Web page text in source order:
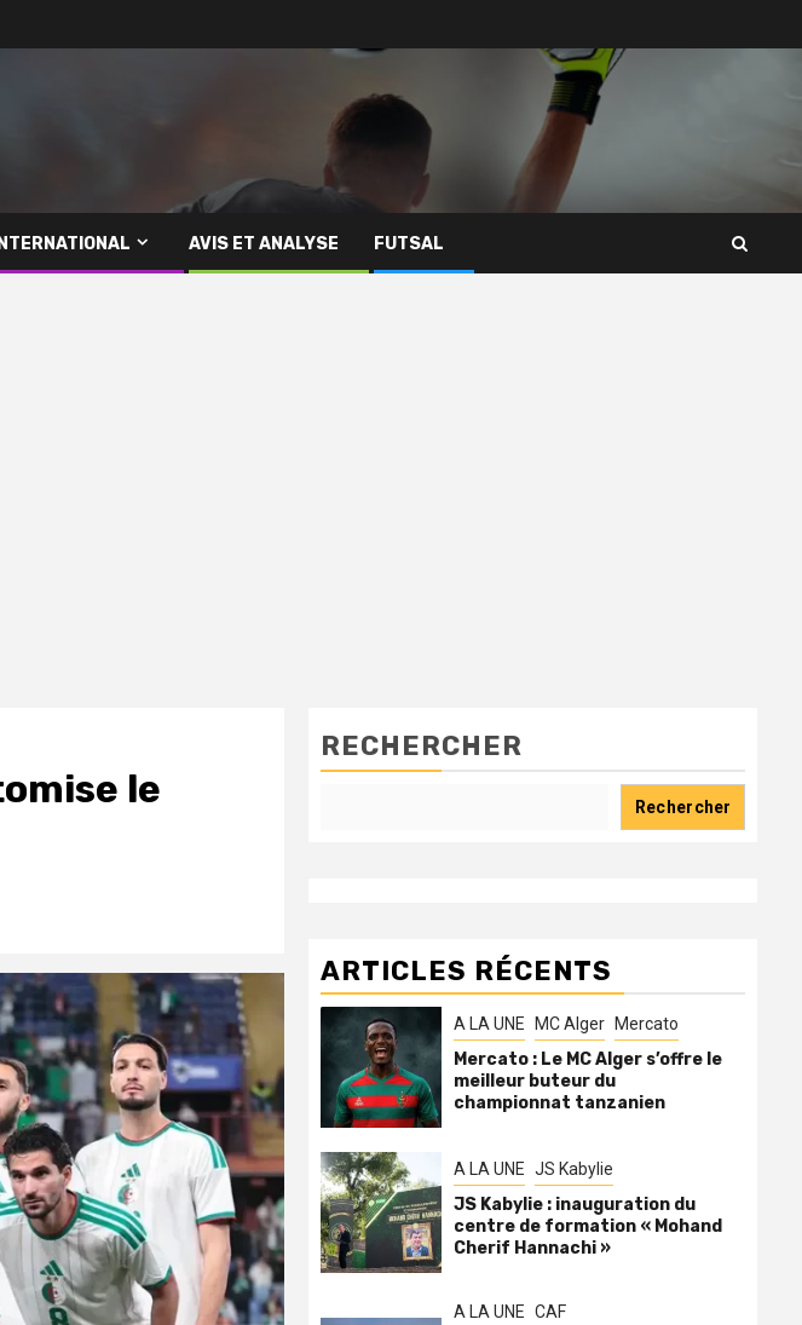
AVIS ET ANALYSE FUTSAL
le
RECHERCHER
Rechercher
ARTICLES RÉCENTS
A LA UNE MC Alger Mercato
Mercato : Le MC Alger s’offre le
meilleur buteur du
championnat tanzanien
A LA UNE JS Kabylie
JS Kabylie : inauguration du
centre de formation « Mohand
Cherif Hannachi »
A LA UNE CAF